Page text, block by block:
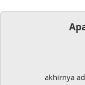
akhirnya ada